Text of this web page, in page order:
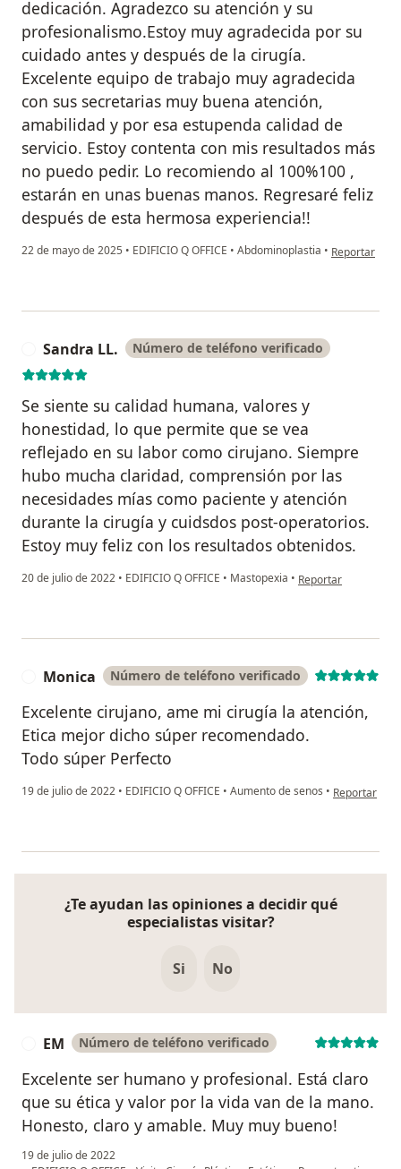
dedicación. Agradezco su atención y su
profesionalismo.Estoy muy agradecida por su
cuidado antes y después de la cirugía.
Excelente equipo de trabajo muy agradecida
con sus secretarias muy buena atención,
amabilidad y por esa estupenda calidad de
servicio. Estoy contenta con mis resultados más
no puedo pedir. Lo recomiendo al 100%100 ,
estarán en unas buenas manos. Regresaré feliz
después de esta hermosa experiencia!!
22 de mayo de 2025 • EDIFICIO Q OFFICE • Abdominoplastia • en opinión
Reportar
Sandra LL. Número de teléfono verificado
Se siente su calidad humana, valores y
honestidad, lo que permite que se vea
reflejado en su labor como cirujano. Siempre
hubo mucha claridad, comprensión por las
necesidades mías como paciente y atención
durante la cirugía y cuidsdos post-operatorios.
Estoy muy feliz con los resultados obtenidos.
20 de julio de 2022 • EDIFICIO Q OFFICE • Mastopexia • en opinión del
Reportar
Monica Número de teléfono verificado
Excelente cirujano, ame mi cirugía la atención,
Etica mejor dicho súper recomendado.
Todo súper Perfecto
19 de julio de 2022 • EDIFICIO Q OFFICE • Aumento de senos • en opinión
Reportar
¿Te ayudan las opiniones a decidir qué
especialistas visitar?
Si No
EM Número de teléfono verificado
Excelente ser humano y profesional. Está claro
que su ética y valor por la vida van de la mano.
Honesto, claro y amable. Muy muy bueno!
19 de julio de 2022